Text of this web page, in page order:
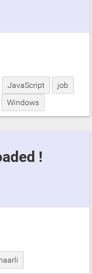
JavaScript
job
Windows
!